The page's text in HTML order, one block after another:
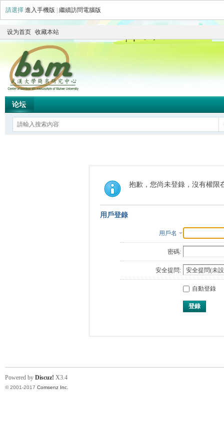
請選擇 進入手機版 繼續訪問電腦版
设为首页 收藏本站
论坛
抱歉，您尚未登錄，沒有權限
用戶登錄
用戶名
密碼:
安全提問:
自動登錄
登錄
Powered by Discuz! X3.4
© 2001-2017 Comsenz Inc.